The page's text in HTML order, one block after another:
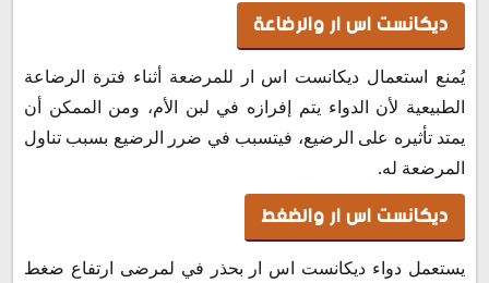
ديكانست اس ار والرضاعة
يُمنع استعمال ديكانست اس ار للمرضعة أثناء فترة الرضاعة
الطبيعية لأن الدواء يتم إفرازه في لبن الأم، ومن الممكن أن
يمتد تأثيره على الرضيع، فيتسبب في ضرر الرضيع بسبب تناول
المرضعة له.
ديكانست اس ار والضغط
يستعمل دواء ديكانست اس ار بحذر في لمرضى ارتفاع ضغط